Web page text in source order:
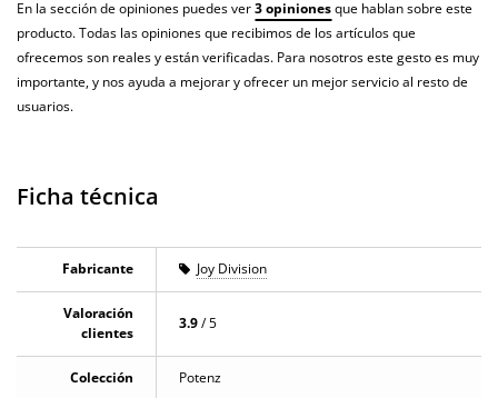
En la sección de opiniones puedes ver3 opinionesque hablan sobre este
producto. Todas las opiniones que recibimos de los artículos que
ofrecemos son reales y están verificadas. Para nosotros este gesto es muy
importante, y nos ayuda a mejorar y ofrecer un mejor servicio al resto de
usuarios.
Ficha técnica
Fabricante Joy Division
Valoración
clientes
3.9/ 5
Colección Potenz